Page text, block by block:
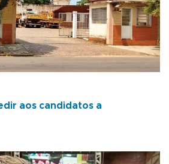
aos candidatos a